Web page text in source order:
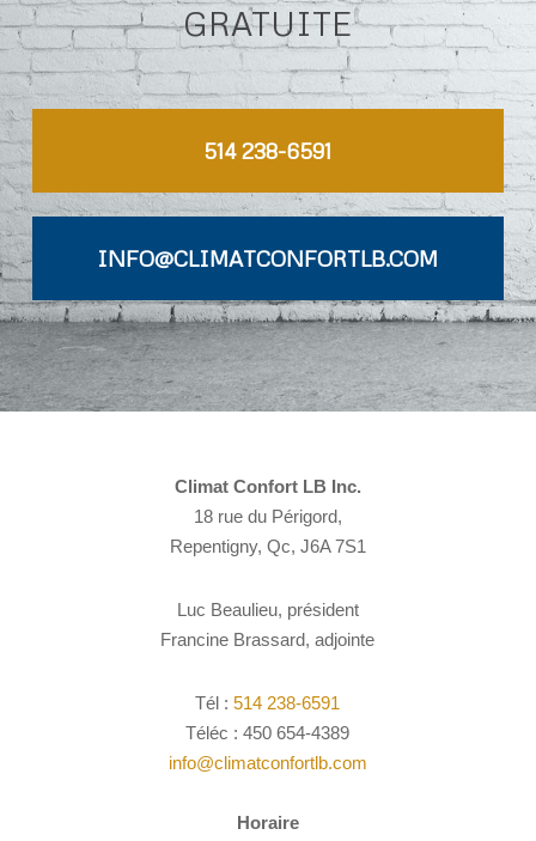
GRATUITE
514 238-6591
INFO@CLIMATCONFORTLB.COM
Climat Confort LB Inc.
18 rue du Périgord,
Repentigny, Qc, J6A 7S1
Luc Beaulieu, président
Francine Brassard, adjointe
Tél :514 238-6591
Téléc : 450 654-4389
info@climatconfortlb.com
Horaire